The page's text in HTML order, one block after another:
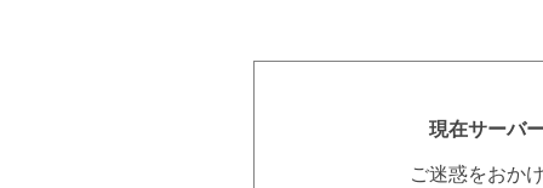
現在サーバ
ご迷惑をおか